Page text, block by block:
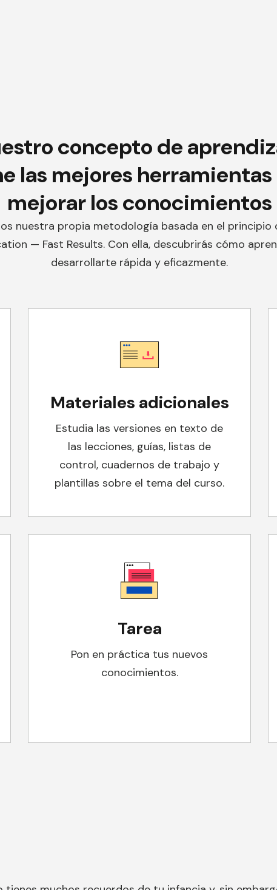
concepto de
las mejores herramientas
mejorar los conocimientos
nuestra propia metodología basada en el principio
— Fast Results. Con ella, descubrirás cómo
desarrollarte rápida y eficazmente.
Materiales adicionales
Estudia las versiones en texto de
las lecciones, guías, listas de
control, cuadernos de trabajo y
plantillas sobre el tema del curso.
Tarea
Pon en práctica tus nuevos
conocimientos.